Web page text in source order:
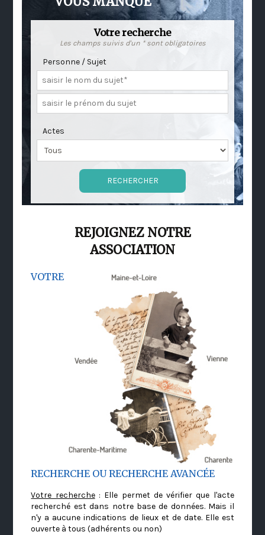
Votre recherche
Les champs suivis d'un * sont obligatoires
Personne / Sujet
Actes
REJOIGNEZ NOTRE
ASSOCIATION
VOTRE
RECHERCHE OU RECHERCHE AVANCÉE
Votre recherche: Elle permet de vérifier que l'acte
recherché est dans notre base de données. Mais il
n'y a aucune indications de lieux et de date. Elle est
ouverte à tous (adhérents ou non)